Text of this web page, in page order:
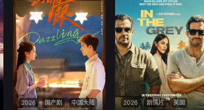
调查对象， 在间谍迷局与国家
使命的博弈中，两人从相互怀
疑逐渐走向信任与心动，最终
在“守护山河，也守护你”的共
同信念下收获了爱情。
子陈伦（丁禹兮 饰）选中，被
迫踏入一场为他量身打造的
“换命游戏”。豪华别墅、名车
名表、神秘女友全部备齐，在
陈伦的精心打造下，刘全龙瞬
间拥有顶配人生
2026 国产剧 中国大陆 2026 剧情片 英国